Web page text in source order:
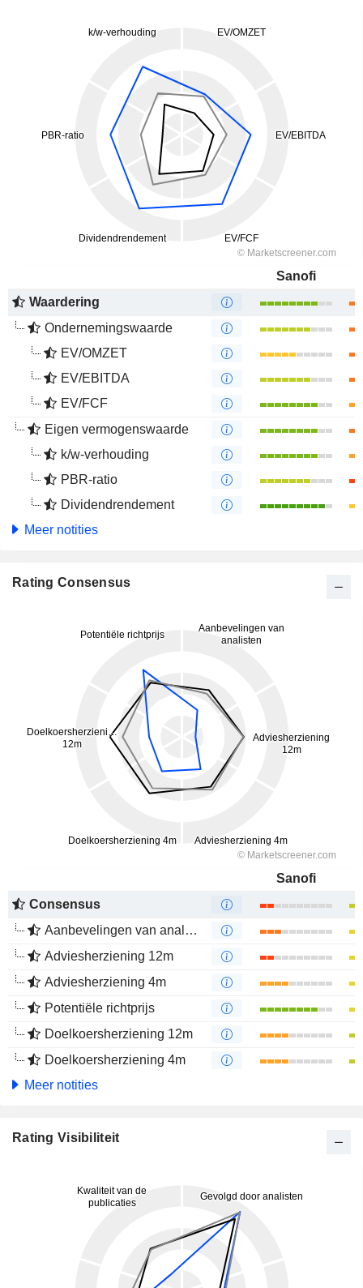
Sanofi
Waardering
Ondernemingswaarde
EV/OMZET
EV/EBITDA
EV/FCF
Eigen vermogenswaarde
k/w-verhouding
PBR-ratio
Dividendrendement
Meer notities
Rating Consensus
Sanofi
Consensus
Aanbevelingen van analisten
Adviesherziening 12m
Adviesherziening 4m
Potentiële richtprijs
Doelkoersherziening 12m
Doelkoersherziening 4m
Meer notities
Rating Visibiliteit